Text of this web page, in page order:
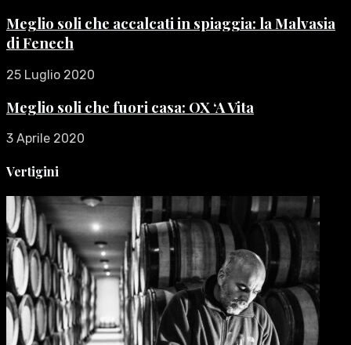
Meglio soli che accalcati in spiaggia: la Malvasia
di Fenech
25 Luglio 2020
Meglio soli che fuori casa: OX ‘A Vita
3 Aprile 2020
Vertigini